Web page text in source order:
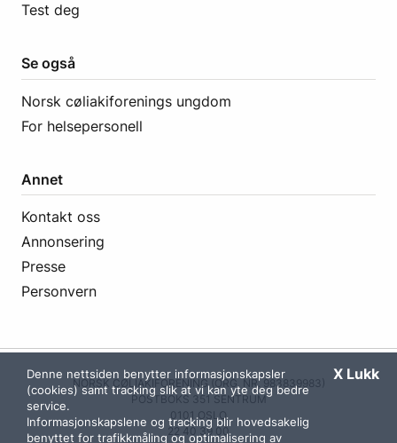
Test deg
Se også
Norsk cøliakiforenings ungdom
For helsepersonell
Annet
Kontakt oss
Annonsering
Presse
Personvern
NORSK CØLIAKIFORENING (ORG. NR. 983839983)
POSTBOKS 351 SENTRUM
0101 OSLO
22 40 39 00
X Lukk
Denne nettsiden benytter informasjonskapsler
(cookies) samt tracking slik at vi kan yte deg bedre
service.
Informasjonskapslene og tracking blir hovedsakelig
benyttet for trafikkmåling og optimalisering av